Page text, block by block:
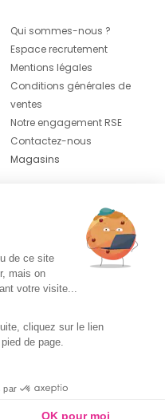
Qui sommes-nous ?
Espace recrutement
Mentions légales
Conditions générales de
ventes
Notre engagement RSE
Contactez-nous
Magasins
de ce site
mais on
votre visite...
cliquez sur le lien
de page.
par
OK pour moi